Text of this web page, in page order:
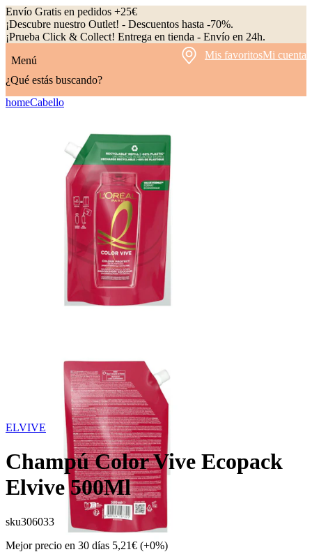
Envío Gratis en pedidos +25€
¡Descubre nuestro Outlet! - Descuentos hasta -70%.
¡Prueba Click & Collect! Entrega en tienda - Envío en 24h.
Menú
Mis favoritosMi cuenta
¿Qué estás buscando?
homeCabello
ELVIVE
Champú Color Vive Ecopack
Elvive 500Ml
sku306033
Mejor precio en 30 días 5,21€ (+0%)